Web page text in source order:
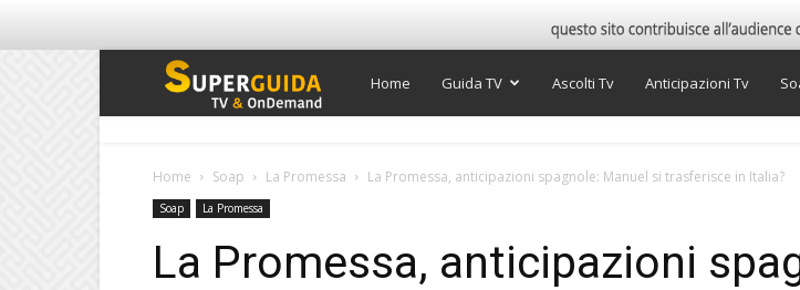
Super
Home Guida TV Ascolti Tv Anticipazioni Tv
Home Soap La Promessa La Promessa, anticipazioni spagnole: Manuel si trasferisce in Italia?
Soap La Promessa
La Promessa, anticipazioni